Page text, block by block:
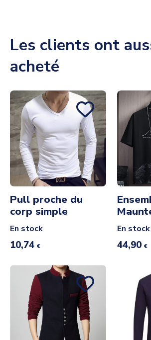
Les clients ont
acheté
Pull proche du
corp simple
En stock
10,74 €
En stock
44,90 €